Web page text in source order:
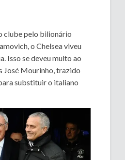
clube pelo bilionário
o Chelsea viveu
Isso se deveu muito ao
José Mourinho, trazido
substituir o italiano